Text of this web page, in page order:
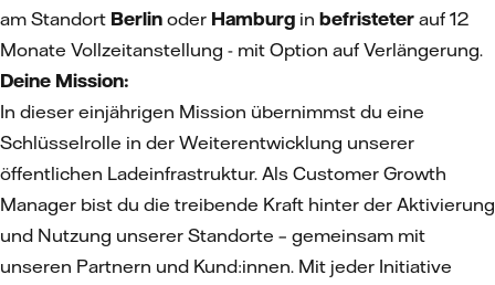
am Standort Berlin oder Hamburg in befristeter auf 12
Monate Vollzeitanstellung - mit Option auf Verlängerung.
Deine Mission:
In dieser einjährigen Mission übernimmst du eine
Schlüsselrolle in der Weiterentwicklung unserer
öffentlichen Ladeinfrastruktur. Als Customer Growth
Manager bist du die treibende Kraft hinter der Aktivierung
und Nutzung unserer Standorte – gemeinsam mit
unseren Partnern und Kund:innen. Mit jeder Initiative